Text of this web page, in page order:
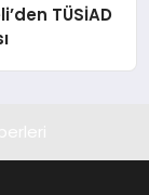
TÜSİAD